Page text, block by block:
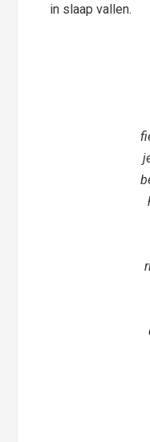
in slaap vallen.